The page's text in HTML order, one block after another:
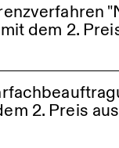
dem 2.
2. Preis